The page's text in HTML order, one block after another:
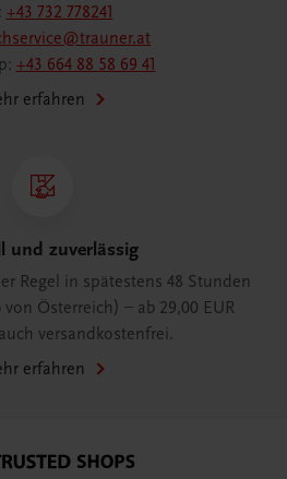
+43 732 778241
+43 664 88 58 69 41
erfahren
und zuverlässig
Regel in spätestens 48 Stunden
Österreich) – ab 29,00 EUR
versandkostenfrei.
erfahren